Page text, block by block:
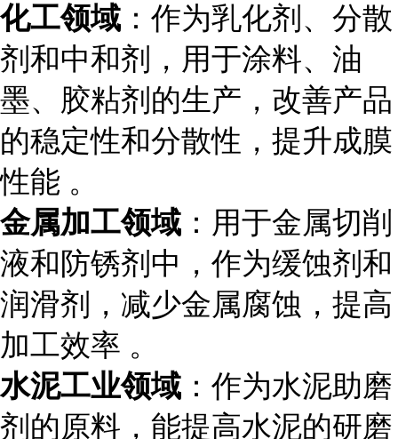
化工领域 ：作为乳化剂、分散
剂和中和剂，用于涂料、油
墨、胶粘剂的生产，改善产品
的稳定性和分散性，提升成膜
性能 。
金属加工领域 ：用于金属切削
液和防锈剂中，作为缓蚀剂和
润滑剂，减少金属腐蚀，提高
加工效率 。
水泥工业领域 ：作为水泥助磨
剂的原料，能提高水泥的研磨